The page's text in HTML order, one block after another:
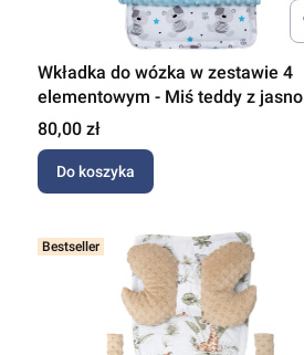
Wkładka do wózka w zestawie 4
elementowym - Miś teddy z jasno
niebieski Minky
Cena
80,00 zł
Do koszyka
Bestseller